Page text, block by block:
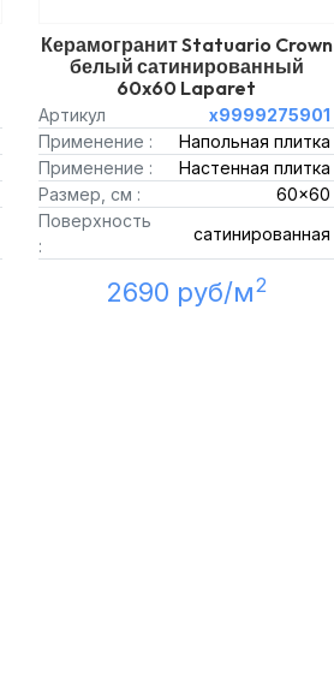
Керамогранит Statuario Crown
белый сатинированный
60x60 Laparet
Артикул
х9999275901
Применение :
Напольная плитка
Применение :
Настенная плитка
Размер, см :
60x60
Поверхность
:
сатинированная
2690 руб/м2